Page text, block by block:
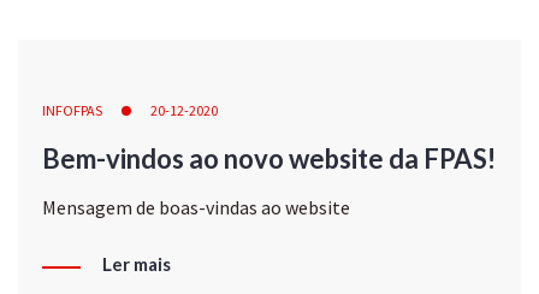
INFOFPAS 20-12-2020
Bem-vindos ao novo website da FPAS!
Mensagem de boas-vindas ao website
Ler mais